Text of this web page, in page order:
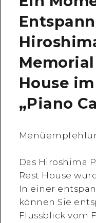
House
„Piano
Das Hiroshima
Rest House
In einer
können Sie
Flussblick vom